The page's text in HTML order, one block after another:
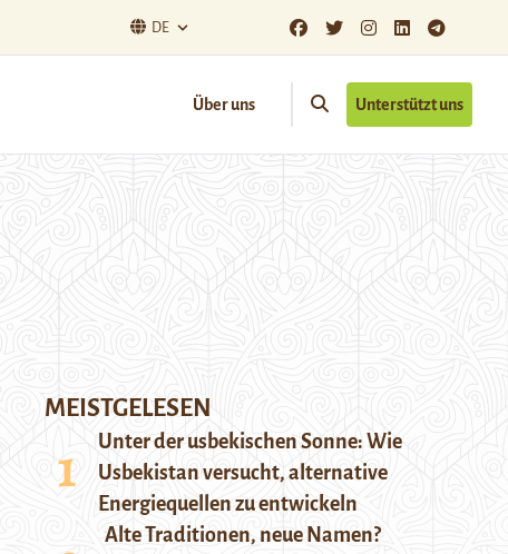
DE
Über uns Unterstützt uns
MEISTGELESEN
Unter der usbekischen Sonne: Wie
Usbekistan versucht, alternative
Energiequellen zu entwickeln
Alte Traditionen, neue Namen?